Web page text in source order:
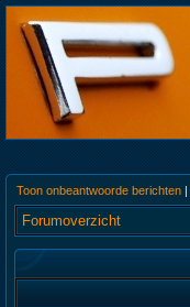
Toon onbeantwoorde berichten |
Forumoverzicht